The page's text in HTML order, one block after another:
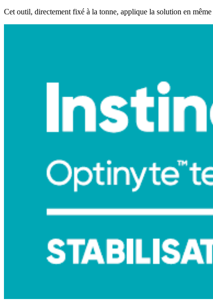
Cet outil, directement fixé à la tonne, applique la solution en